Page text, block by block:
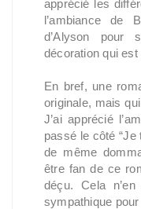
apprécié les
l’ambiance de
d’Alyson pour
décoration qui
En bref, une
originale, mais
J’ai apprécié
passé le côté “Je
de même
être fan de ce
déçu. Cela
sympathique